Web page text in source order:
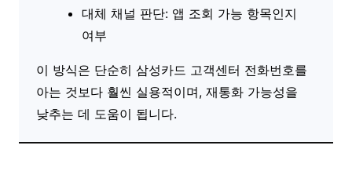
대체 채널 판단: 앱 조회 가능 항목인지
여부
이 방식은 단순히 삼성카드 고객센터 전화번호를
아는 것보다 훨씬 실용적이며, 재통화 가능성을
낮추는 데 도움이 됩니다.